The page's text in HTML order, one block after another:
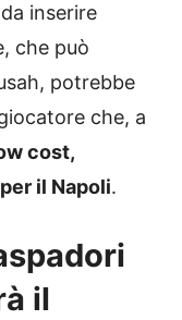
inserire
che può
potrebbe
che, a
cost,
il Napoli.
il